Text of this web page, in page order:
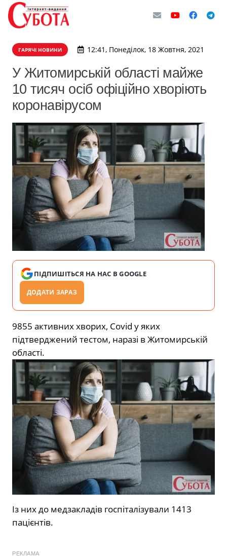
ГАРЯЧІ НОВИНИ 12:41, Понеділок, 18 Жовтня, 2021
У Житомирській області майже
10 тисяч осіб офіційно хворіють
коронавірусом
ПІДПИШІТЬСЯ НА НАС В GOOGLE
ДОДАТИ ЗАРАЗ
9855 активних хворих, Covid у яких
підтверджений тестом, наразі в Житомирській
області.
Із них до медзакладів госпіталізували 1413
пацієнтів.
РЕКЛАМА